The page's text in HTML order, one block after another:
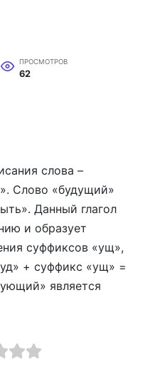
ПРОСМОТРОВ
62
слова –
Слово «будущий»
Данный глагол
и образует
суффиксов «ущ»,
+ суффикс «ущ» =
является